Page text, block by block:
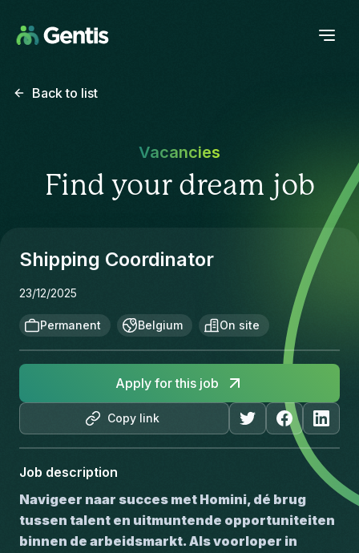
Back to list
Vacancies
Find your dream job
Shipping Coordinator
23/12/2025
Permanent Belgium On site
Copy link
Apply for this job
Job description
Navigeer naar succes met Homini, dé brug
tussen talent en uitmuntende opportuniteiten
binnen de arbeidsmarkt. Als voorloper in